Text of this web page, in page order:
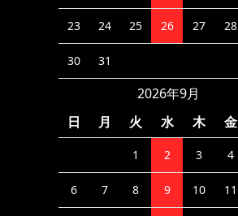
23 24 25 26 27 28
30 31
2026年9月
日
月 火 水 木 金
1 2 3 4
6 7 8 9 10 11